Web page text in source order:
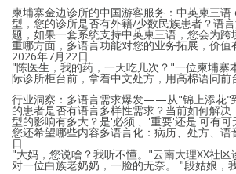
柬埔寨金边诊所的中国游客服务：中英柬三
型，您的诊所是否有外籍/少数民族患者？语
题，如果一套系统支持中英柬三语，您会为跨
重哪方面，多语言功能对您的业务拓展，价值
2026年7月22日
"陈医生，我的药，一天吃几次？"一位柬埔寨
际诊所柜台前，拿着中文处方，用高棉语问
行业洞察：多语言需求爆发——从"锦上添花"
的患者是否有语言多样性需求？当前如何解
型的影响有多大？是'必须'、'重要'还是'可有可
您还希望哪些内容多语言化：病历、处方、语
日
"大妈，您说啥？我听不懂。"云南大理XX社
对一位白族老奶奶，一脸的无奈。 "段姑娘，